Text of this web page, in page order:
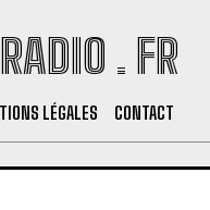
. FR
LÉGALES CONTACT